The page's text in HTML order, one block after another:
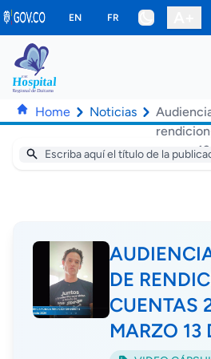
Saltar al contenido principal
EN FR
Home Noticias
marzo-
DE
CUENTAS
MARZO 13